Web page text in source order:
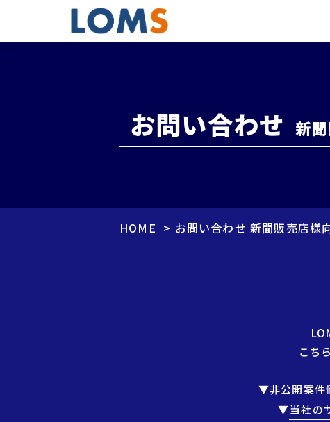
お問い合わせ 新
HOME > お問い合わせ 新聞販売店様
こち
▼非公開案件
▼当社の